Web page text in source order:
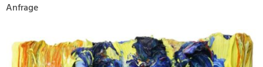
Anfrage